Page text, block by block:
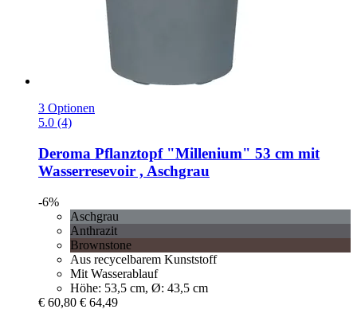
3 Optionen
5.0 (4)
Deroma Pflanztopf "Millenium" 53 cm mit
Wasserresevoir , Aschgrau
-6%
Aschgrau
Anthrazit
Brownstone
Aus recycelbarem Kunststoff
Mit Wasserablauf
Höhe: 53,5 cm, Ø: 43,5 cm
€ 60,80 € 64,49